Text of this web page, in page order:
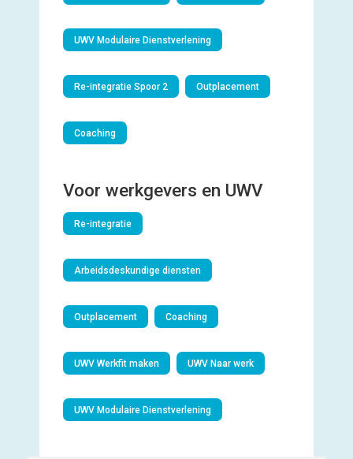
UWV Modulaire Dienstverlening
Re-integratie Spoor 2 Outplacement
Coaching
Voor werkgevers en UWV
Re-integratie
Arbeidsdeskundige diensten
Outplacement Coaching
UWV Werkfit maken UWV Naar werk
UWV Modulaire Dienstverlening